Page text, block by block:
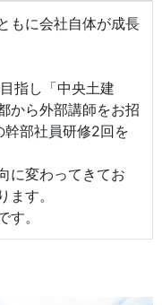
もに会社自体が成長
指し「中央土建
から外部講師をお招
部社員研修2回を
に変わってきてお
す。
。